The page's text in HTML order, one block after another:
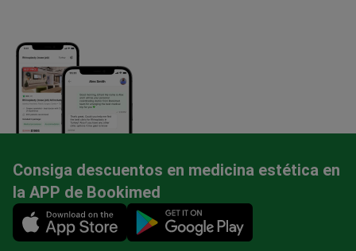
Consiga descuentos en medicina estética en
la APP de Bookimed
Mobile app illustration